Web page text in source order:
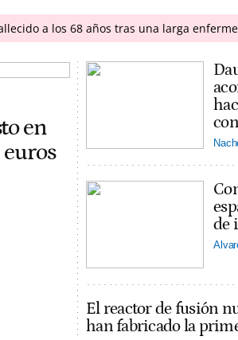
a los 68 años tras una larga
en
euros
de
El reactor de fusión
han fabricado la